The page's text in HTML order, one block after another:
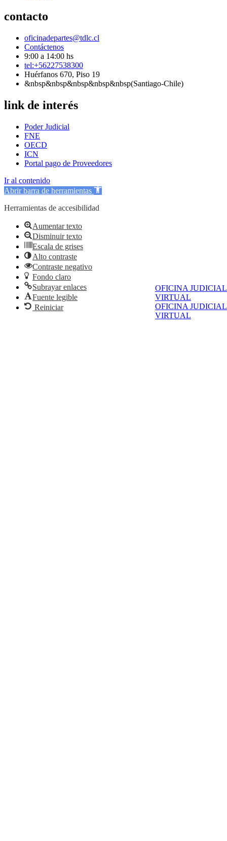
OFICINA JUDICIAL
VIRTUAL
OFICINA JUDICIAL
VIRTUAL
contacto
oficinadepartes@tdlc.cl
Contáctenos
9:00 a 14:00 hs
tel:+56227538300
Huérfanos 670, Piso 19
&nbsp&nbsp&nbsp&nbsp&nbsp(Santiago-Chile)
link de interés
Poder Judicial
FNE
OECD
ICN
Portal pago de Proveedores
Ir al contenido
Abrir barra de herramientas
Herramientas de accesibilidad
Aumentar texto
Disminuir texto
Escala de grises
Alto contraste
Contraste negativo
Fondo claro
Subrayar enlaces
Fuente legible
Reiniciar